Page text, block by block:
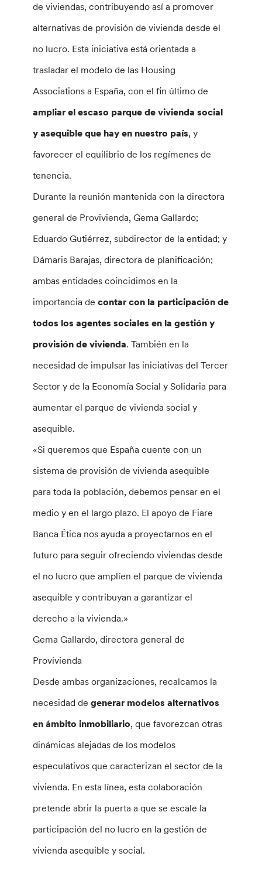
de viviendas, contribuyendo así a promover
alternativas de provisión de vivienda desde el
no lucro. Esta iniciativa está orientada a
trasladar el modelo de las Housing
Associations a España, con el fin último de
ampliar el escaso parque de vivienda social
y asequible que hay en nuestro país, y
favorecer el equilibrio de los regímenes de
tenencia.
Durante la reunión mantenida con la directora
general de Provivienda, Gema Gallardo;
Eduardo Gutiérrez, subdirector de la entidad; y
Dámaris Barajas, directora de planificación;
ambas entidades coincidimos en la
importancia decontar con la participación de
todos los agentes sociales en la gestión y
provisión de vivienda. También en la
necesidad de impulsar las iniciativas del Tercer
Sector y de la Economía Social y Solidaria para
aumentar el parque de vivienda social y
asequible.
«Si queremos que España cuente con un
sistema de provisión de vivienda asequible
para toda la población, debemos pensar en el
medio y en el largo plazo. El apoyo de Fiare
Banca Ética nos ayuda a proyectarnos en el
futuro para seguir ofreciendo viviendas desde
el no lucro que amplíen el parque de vivienda
asequible y contribuyan a garantizar el
derecho a la vivienda.»
Gema Gallardo, directora general de
Provivienda
Desde ambas organizaciones, recalcamos la
necesidad de generar modelos alternativos
en ámbito inmobiliario, que favorezcan otras
dinámicas alejadas de los modelos
especulativos que caracterizan el sector de la
vivienda. En esta línea, esta colaboración
pretende abrir la puerta a que se escale la
participación del no lucro en la gestión de
vivienda asequible y social.